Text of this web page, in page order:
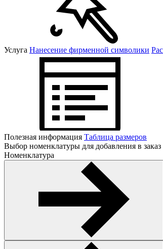
Услуга Нанесение фирменной символики
Полезная информация Таблица размеров
Выбор номенклатуры для добавления в
Номенклатура